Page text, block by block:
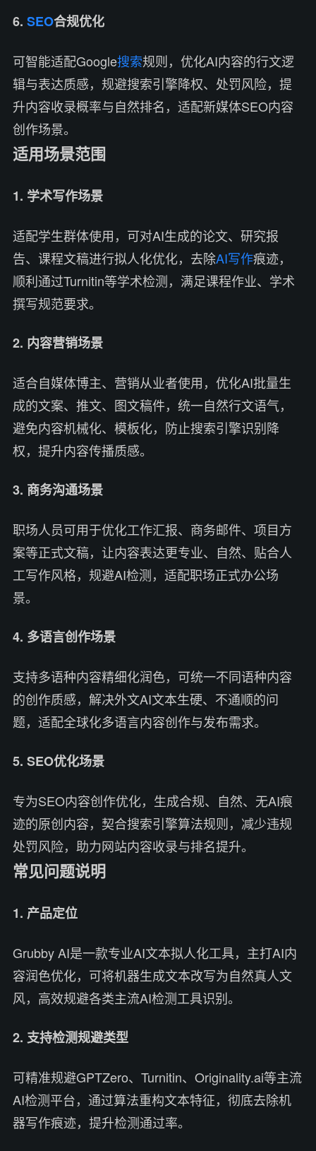
6. SEO合规优化
可智能适配Google搜索规则，优化AI内容的行文逻
辑与表达质感，规避搜索引擎降权、处罚风险，提
升内容收录概率与自然排名，适配新媒体SEO内容
创作场景。
适用场景范围
1. 学术写作场景
适配学生群体使用，可对AI生成的论文、研究报
告、课程文稿进行拟人化优化，去除AI写作痕迹，
顺利通过Turnitin等学术检测，满足课程作业、学术
撰写规范要求。
2. 内容营销场景
适合自媒体博主、营销从业者使用，优化AI批量生
成的文案、推文、图文稿件，统一自然行文语气，
避免内容机械化、模板化，防止搜索引擎识别降
权，提升内容传播质感。
3. 商务沟通场景
职场人员可用于优化工作汇报、商务邮件、项目方
案等正式文稿，让内容表达更专业、自然、贴合人
工写作风格，规避AI检测，适配职场正式办公场
景。
4. 多语言创作场景
支持多语种内容精细化润色，可统一不同语种内容
的创作质感，解决外文AI文本生硬、不通顺的问
题，适配全球化多语言内容创作与发布需求。
5. SEO优化场景
专为SEO内容创作优化，生成合规、自然、无AI痕
迹的原创内容，契合搜索引擎算法规则，减少违规
处罚风险，助力网站内容收录与排名提升。
常见问题说明
1. 产品定位
Grubby AI是一款专业AI文本拟人化工具，主打AI内
容润色优化，可将机器生成文本改写为自然真人文
风，高效规避各类主流AI检测工具识别。
2. 支持检测规避类型
可精准规避GPTZero、Turnitin、Originality.ai等主流
AI检测平台，通过算法重构文本特征，彻底去除机
器写作痕迹，提升检测通过率。